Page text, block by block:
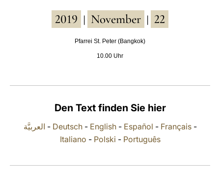
中文
2019 November 22
Pfarrei St. Peter (Bangkok)
10.00 Uhr
Den Text finden Sie hier
العربيَّة - Deutsch- English- Español - Français-
Italiano - Polski - Português